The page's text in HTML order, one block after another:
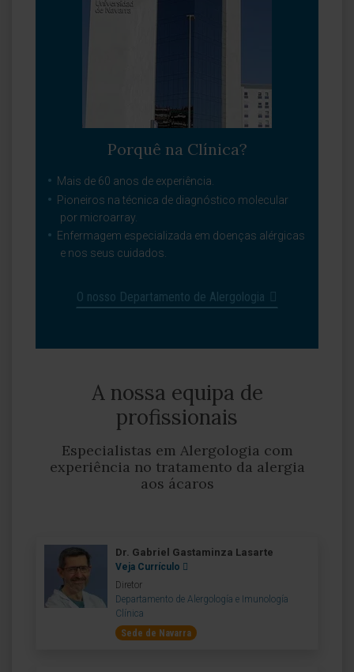
Porquê na Clínica?
Mais de 60 anos de experiência.
Pioneiros na técnica de diagnóstico molecular
por microarray.
Enfermagem especializada em doenças alérgicas
e nos seus cuidados.
O nosso Departamento de Alergologia
A nossa equipa de
profissionais
Especialistas em Alergologia com
experiência no tratamento da alergia
aos ácaros
Dr. Gabriel Gastaminza Lasarte
Veja Currículo
Diretor
Departamento de Alergología e Imunología
Clínica
Sede de Navarra